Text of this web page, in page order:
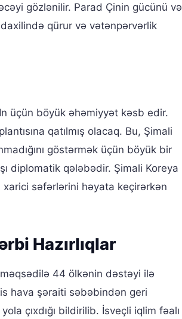
gözlənilir. Parad Çinin gücünü və
qürur və vətənpərvərlik
üçün böyük əhəmiyyət kəsb edir.
qatılmış olacaq. Bu, Şimali
göstərmək üçün böyük bir
diplomatik qələbədir. Şimali Koreya
xarici səfərlərini həyata keçirərkən
Hazırlıqlar
məqsədilə 44 ölkənin dəstəyi ilə
hava şəraiti səbəbindən geri
çıxdığı bildirilib. İsveçli iqlim fəalı